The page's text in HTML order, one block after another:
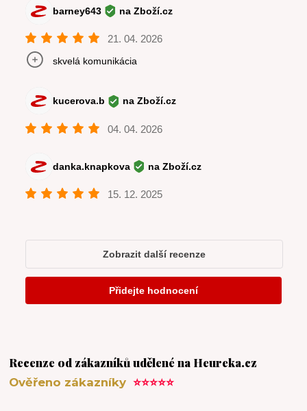
Recenze od zákazníků udělené na Heureka.cz
Ověřeno zákazníky⭐⭐⭐⭐⭐